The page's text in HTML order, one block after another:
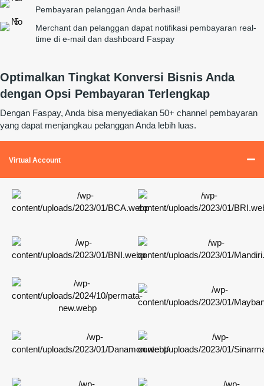
Pembayaran pelanggan Anda berhasil!
Merchant dan pelanggan dapat notifikasi pembayaran real-
time di e-mail dan dashboard Faspay
Optimalkan Tingkat Konversi Bisnis Anda
dengan Opsi Pembayaran Terlengkap
Dengan Faspay, Anda bisa menyediakan 50+ channel pembayaran
yang dapat menjangkau pelanggan Anda lebih luas.
Virtual Account